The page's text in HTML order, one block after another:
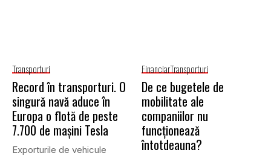
Transporturi
Record în transporturi. O
singură navă aduce în
Europa o flotă de peste
7.700 de mașini Tesla
Exporturile de vehicule
FinanciarTransporturi
De ce bugetele de
mobilitate ale
companiilor nu
funcționează
întotdeauna?